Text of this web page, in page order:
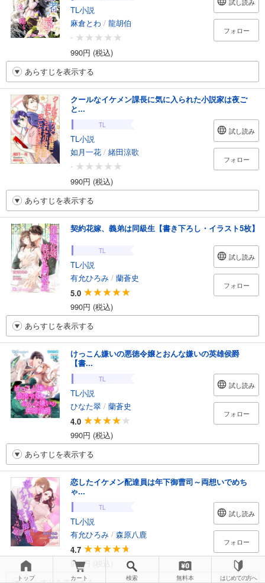
TL小説
麻倉とわ / 龍胡伯
-
990円 (税込)
フォロー
あらすじを表示する
クールなイケメン課長に気に入られた小説家は夜ご
と...
TL
TL小説
如月一花 / 緒田涼歌
-
990円 (税込)
試し読み
フォロー
あらすじを表示する
契約花嫁、義弟は同級生【書き下ろし・イラスト5枚】
TL
TL小説
有允ひろみ / 蘭蒼史
5.0
990円 (税込)
試し読み
フォロー
あらすじを表示する
けっこん嫌いの悪徳令嬢とおんな嫌いの英雄侯爵
【書...
TL
TL小説
ひなた翠 / 蘭蒼史
4.0
990円 (税込)
試し読み
フォロー
あらすじを表示する
恋したイケメン配達員は年下御曹司～両想いでめち
ゃ...
TL
TL小説
有允ひろみ / 森原八鹿
4.7
990円 (税込)
試し読み
フォロー
トップ カート 検索 無料本 はじめての方へ